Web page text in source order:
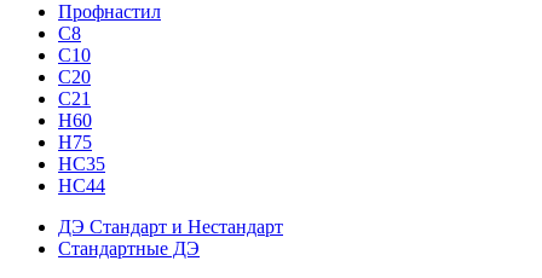
Профнастил
С8
С10
С20
С21
H60
H75
HС35
НС44
ДЭ Стандарт и Нестандарт
Стандартные ДЭ